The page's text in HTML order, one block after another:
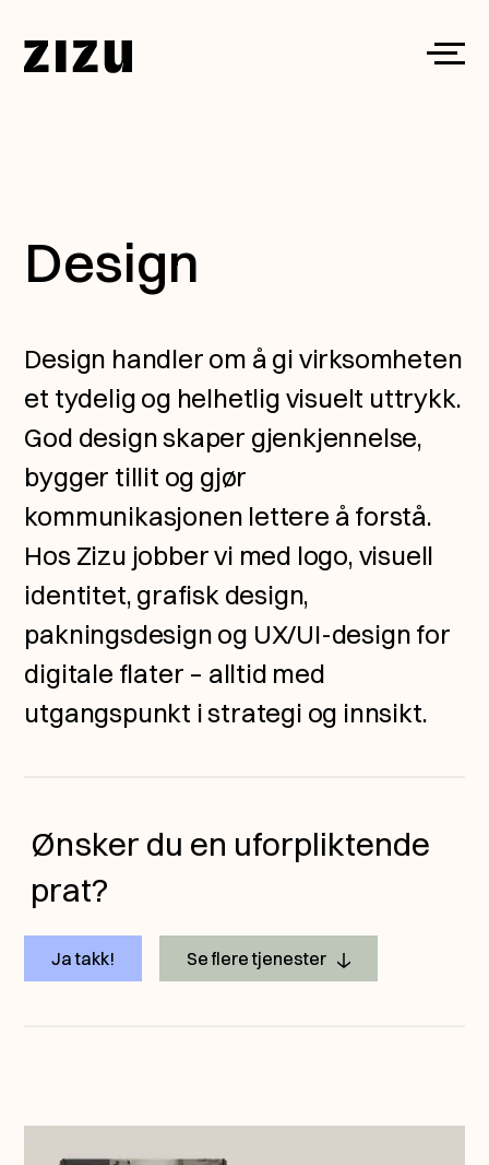
Design
Design handler om å gi virksomheten
et tydelig og helhetlig visuelt uttrykk.
God design skaper gjenkjennelse,
bygger tillit og gjør
kommunikasjonen lettere å forstå.
Hos Zizu jobber vi med logo, visuell
identitet, grafisk design,
pakningsdesign og UX/UI-design for
digitale flater – alltid med
utgangspunkt i strategi og innsikt.
Ønsker du en uforpliktende
prat?
Ja takk! Se flere tjenester